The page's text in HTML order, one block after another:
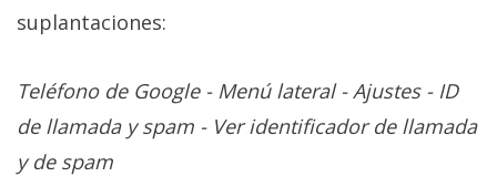
suplantaciones:
Teléfono de Google - Menú lateral - Ajustes - ID
de llamada y spam - Ver identificador de llamada
y de spam